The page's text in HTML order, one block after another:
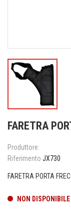
FARETRA
Produttore:
Riferimento JX730
FARETRA PORTA
NON DISPONIBILE